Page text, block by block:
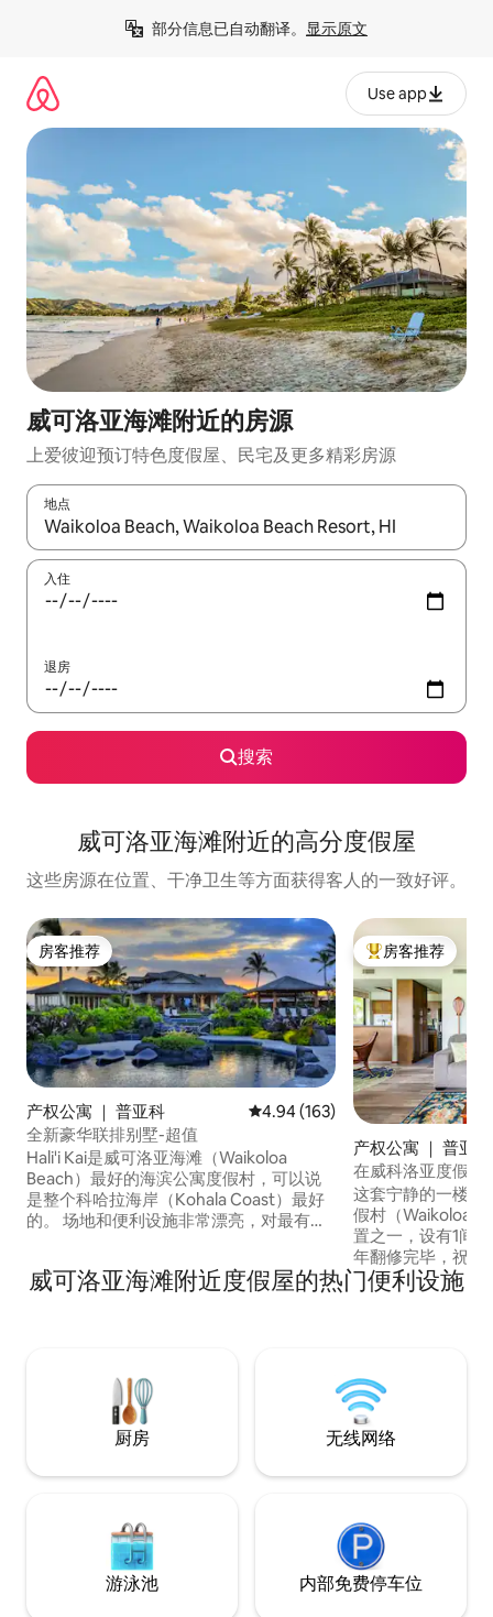
部分信息已自动翻译。 显示原文
Use app
威可洛亚海滩附近的房源
上爱彼迎预订特色度假屋、民宅及更多精彩房源
地点
如有搜索结果，请使用上下方向键查看，或通过点击或滑动手势
入住
退房
搜索
威可洛亚海滩附近的高分度假屋
这些房源在位置、干净卫生等方面获得客人的一致好评。
房客推荐
房客推荐
产权公寓 ｜ 普亚科 平均评分 4.94 分（满分 5 分），
4.94 (163)
全新豪华联排别墅-超值
Hali'i Kai是威可洛亚海滩（Waikoloa
Beach）最好的海滨公寓度假村，可以说
是整个科哈拉海岸（Kohala Coast）最好
的。 场地和便利设施非常漂亮，对最有眼
热水浴缸 -海滨健身中心 -度假村酒吧和餐
热门「房客推荐」
房客推荐
产权公寓 ｜ 普亚科
在威科洛亚度假村
活方式
这套宁静的一楼公
假村（Waikoloa
置之一，设有1间
年翻修完毕，祝您
热带景观，带池塘
场、烧烤和健身中心 *步行即可抵达
距离前门50码的私
威可洛亚海滩附近度假屋的热门便利设施
厨房 无线网络
游泳池 内部免费停车位